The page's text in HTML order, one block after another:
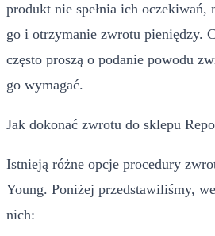
produkt nie spełnia ich oczekiwań,
go i otrzymanie zwrotu pieniędzy.
często proszą o podanie powodu
go wymagać.
Jak dokonać zwrotu do sklepu
Istnieją różne opcje procedury
Young. Poniżej przedstawiliśmy,
nich: